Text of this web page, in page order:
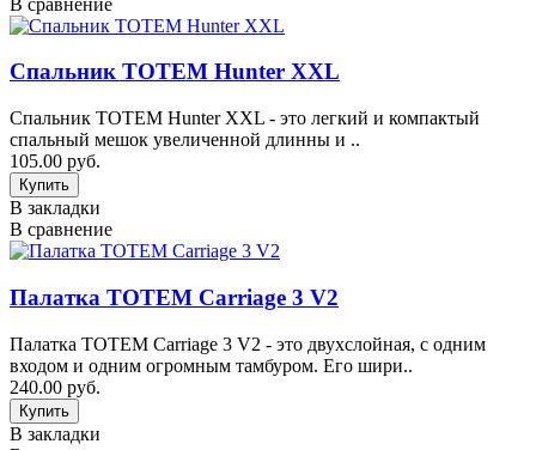
Спальник TOTEM Hunter XXL
Спальник TOTEM Hunter XXL - это легкий и компактый
спальный мешок увеличенной длинны и ..
105.00 руб.
В закладки
В сравнение
Палатка TOTEM Carriage 3 V2
Палатка TOTEM Carriage 3 V2 - это двухслойная, с одним
входом и одним огромным тамбуром. Его шири..
240.00 руб.
В закладки